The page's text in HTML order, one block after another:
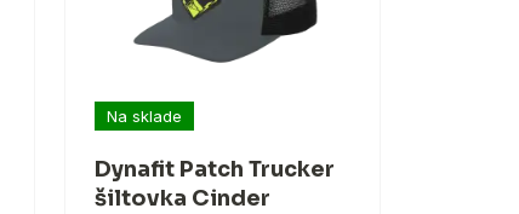
Na sklade
Dynafit Patch Trucker
šiltovka Cinder